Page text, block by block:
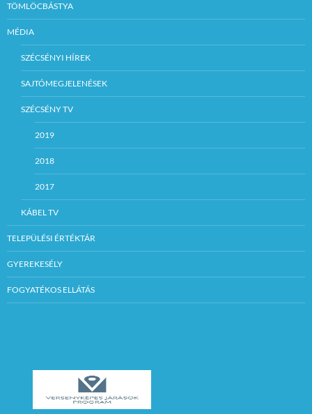
TÖMLÖCBÁSTYA
MÉDIA
SZÉCSÉNYI HÍREK
SAJTÓMEGJELENÉSEK
SZÉCSÉNY TV
2019
2018
2017
KÁBEL TV
TELEPÜLÉSI ÉRTÉKTÁR
GYEREKESÉLY
FOGYATÉKOS ELLÁTÁS